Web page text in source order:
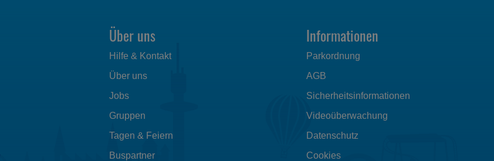
Über uns
Hilfe & Kontakt
Über uns
Jobs
Gruppen
Tagen & Feiern
Buspartner
Informationen
Parkordnung
AGB
Sicherheitsinformationen
Videoüberwachung
Datenschutz
Cookies